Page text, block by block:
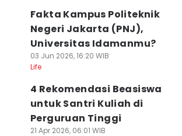
Fakta Kampus Politeknik
Negeri Jakarta (PNJ),
Universitas Idamanmu?
03 Jun 2026, 16:20 WIB
Life
4 Rekomendasi Beasiswa
untuk Santri Kuliah di
Perguruan Tinggi
21 Apr 2026, 06:01 WIB